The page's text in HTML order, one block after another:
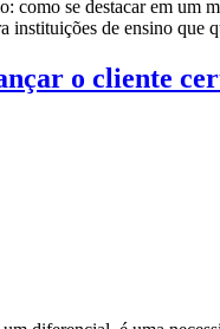
se destacar em um
instituições de ensino
o cliente